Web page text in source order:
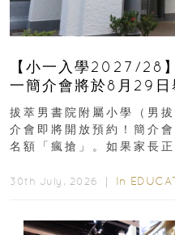
【小一入學2027/28
一簡介會將於8月29日
｜更設有網上重溫
拔萃男書院附屬小學（男
介會即將開放預約！簡介
名額「瘋搶」。如果家長
30th July, 2026 ｜ In